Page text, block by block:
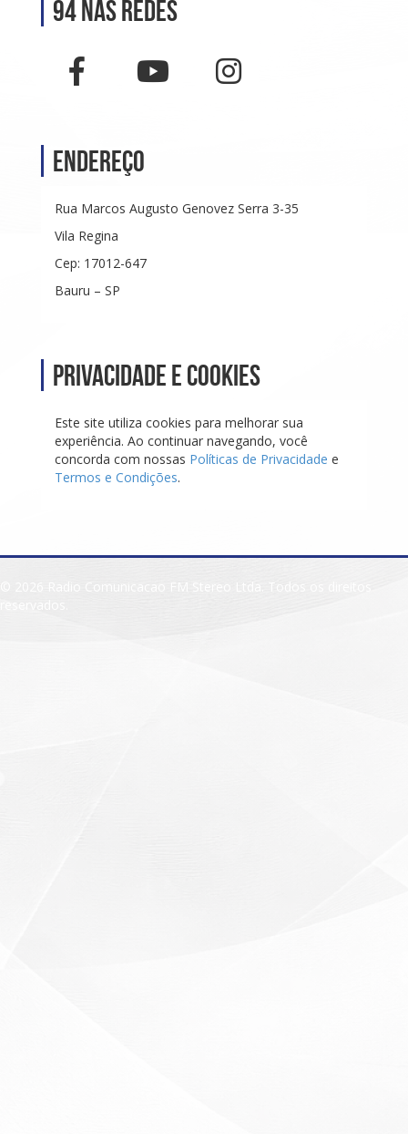
94 nas Redes
Endereço
Rua Marcos Augusto Genovez Serra 3-35
Vila Regina
Cep: 17012-647
Bauru – SP
Privacidade e Cookies
Este site utiliza cookies para melhorar sua
experiência. Ao continuar navegando, você
concorda com nossas Políticas de Privacidade e
Termos e Condições.
© 2026 Radio Comunicacao FM Stereo Ltda. Todos os direitos